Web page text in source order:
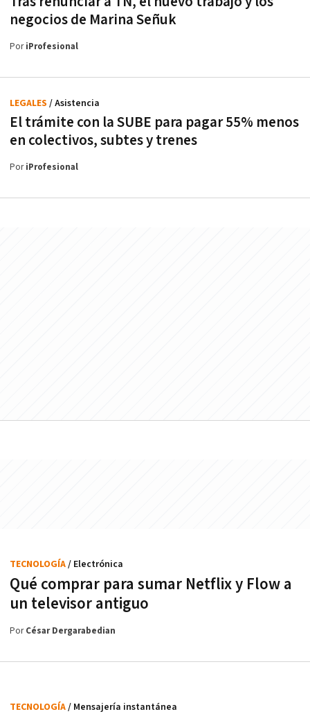
negocios de Marina Señuk
PoriProfesional
El trámite con la SUBE para pagar 55% menos
en colectivos, subtes y trenes
LEGALES / Asistencia
PoriProfesional
Qué comprar para sumar Netflix y Flow a
un televisor antiguo
TECNOLOGÍA/ Electrónica
PorCésar Dergarabedian
TECNOLOGÍA/ Mensajería instantánea